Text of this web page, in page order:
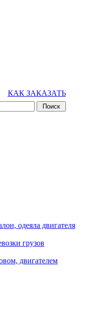
КАК ЗАКАЗАТЬ
одеяла двигателя
грузов
двигателем